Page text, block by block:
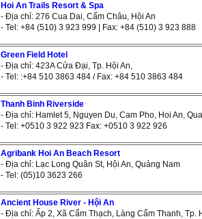
Hoi An Trails Resort & Spa
- Địa chỉ: 276 Cua Dai, Cẩm Châu, Hội An
- Tel: +84 (510) 3 923 999 | Fax: +84 (510) 3 923 888
Green Field Hotel
- Địa chỉ: 423A Cửa Đại, Tp. Hội An,
- Tel: :+84 510 3863 484 / Fax: +84 510 3863 484
Thanh Binh Riverside
- Địa chỉ: Hamlet 5, Nguyen Du, Cam Pho, Hoi An,
- Tel: +0510 3 922 923 Fax: +0510 3 922 926
Agribank Hoi An Beach Resort
- Địa chỉ: Lạc Long Quân St, Hội An, Quảng Nam
- Tel: (05)10 3623 266
Ancient House River - Hội An
- Địa chỉ: Ấp 2, Xã Cẩm Thạch, Làng Cẩm Thanh, Tp.